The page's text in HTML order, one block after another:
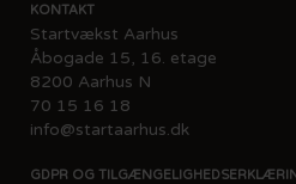
KONTAKT
Startvækst Aarhus
Åbogade 15, 16. etage
8200 Aarhus N
70 15 16 18
info@startaarhus.dk
GDPR OG